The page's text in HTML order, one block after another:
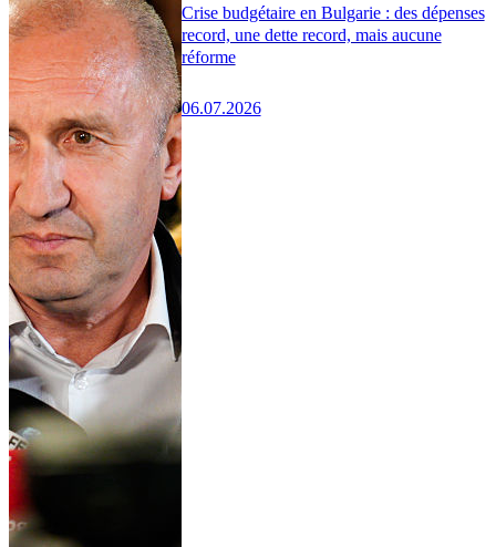
Crise budgétaire en Bulgarie : des dépenses
record, une dette record, mais aucune
réforme
06.07.2026